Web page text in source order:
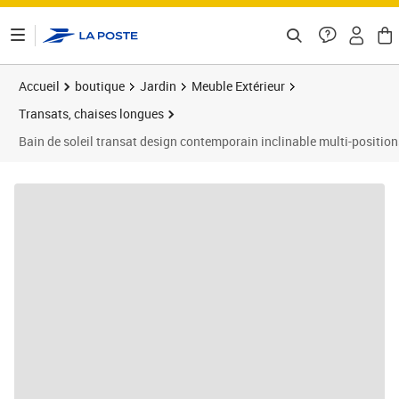
Accueil boutique Jardin
Meuble Extérieur
Transats, chaises longues
Bain de soleil transat design contemporain inclinable multi-